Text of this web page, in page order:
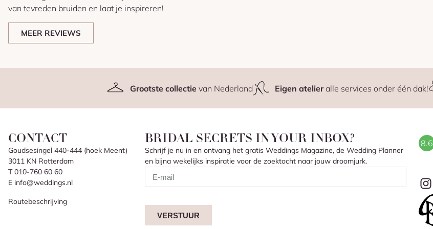
van tevreden bruiden en laat je inspireren!
MEER REVIEWS
Grootste collectievan Nederland Eigen atelieralle services onder één dak!
CONTACT
Goudsesingel 440-444 (hoek Meent)
3011 KN Rotterdam
T 010-760 60 60
E info@weddings.nl
Routebeschrijving
BRIDAL SECRETS IN YOUR INBOX?
Schrijf je nu in en ontvang het gratis Weddings Magazine, de Wedding Planner
en bijna wekelijks inspiratie voor de zoektocht naar jouw droomjurk.
VERSTUUR
8.6